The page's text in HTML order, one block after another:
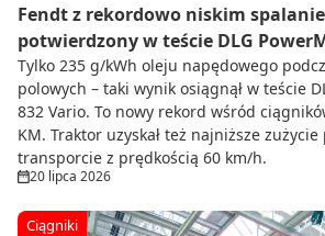
Fendt z rekordowo niskim
potwierdzony w teście DLG
Tylko 235 g/kWh oleju napędowego
polowych – taki wynik osiągnął w teście
832 Vario. To nowy rekord wśród
KM. Traktor uzyskał też najniższe
transporcie z prędkością 60 km/h.
20 lipca 2026
Ciągniki